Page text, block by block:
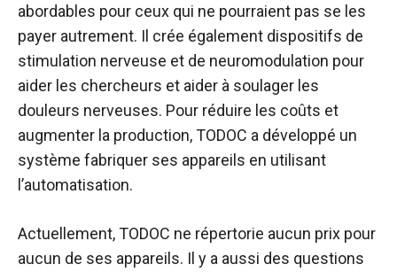
abordables pour ceux qui ne pourraient pas se les
payer autrement. Il crée également dispositifs de
stimulation nerveuse et de neuromodulation pour
aider les chercheurs et aider à soulager les
douleurs nerveuses. Pour réduire les coûts et
augmenter la production, TODOC a développé un
système fabriquer ses appareils en utilisant
l’automatisation.
Actuellement, TODOC ne répertorie aucun prix pour
aucun de ses appareils. Il y a aussi des questions